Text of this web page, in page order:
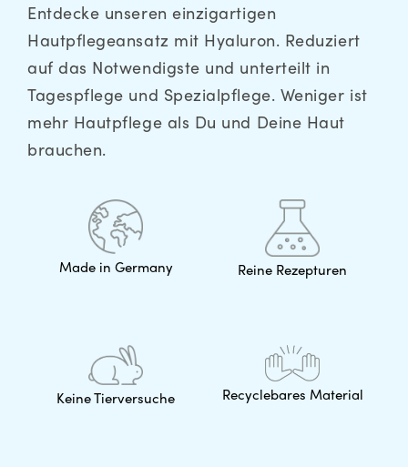
Entdecke unseren einzigartigen
Hautpflegeansatz mit Hyaluron. Reduziert
auf das Notwendigste und unterteilt in
Tagespflege und Spezialpflege. Weniger ist
mehr Hautpflege als Du und Deine Haut
brauchen.
Made in Germany Reine Rezepturen
Keine Tierversuche Recyclebares Material